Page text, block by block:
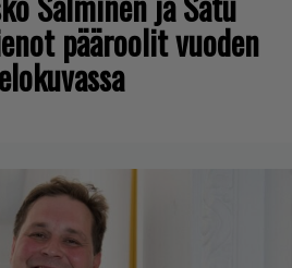
pääroolit vuoden